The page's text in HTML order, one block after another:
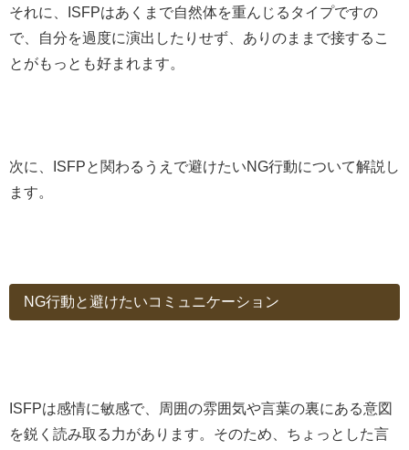
それに、ISFPはあくまで自然体を重んじるタイプですの
で、自分を過度に演出したりせず、ありのままで接するこ
とがもっとも好まれます。
次に、ISFPと関わるうえで避けたいNG行動について解説し
ます。
NG行動と避けたいコミュニケーション
ISFPは感情に敏感で、周囲の雰囲気や言葉の裏にある意図
を鋭く読み取る力があります。そのため、ちょっとした言